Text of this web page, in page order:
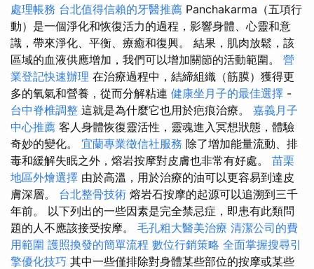
處理帳務 台北值得信賴的牙醫推薦 Panchakarma（五項行
動）是一個淨化和恢復活力的過程，影響身體、心靈和意
識，帶來淨化、平衡、療癒和復興。 結果，肌肉放鬆，該
區域的血液供應增加，我們可以增加關節的活動範圍。 營
業登記快速辦理 在治療過程中，結締組織（筋膜）獲得更
多的氧氣和營養，從而分解粘連 健康坐月子的最佳選擇 -
台中脊椎調整 這就是為什麼它也用於疤痕治療。 嘉義月子
中心推薦 客人身體恢復靈活性，靈魂進入冥想狀態，體驗
奇妙的變化。 宜蘭專業徵信社服務 除了增加能量流動、排
毒和緩解失眠之外，熔岩按摩對皮膚也非常有好處。 苗栗
地區外燴選擇 由於高溫，用於治療的油可以更容易到達皮
膚深層。 台北整骨技術 熔岩石按摩的起源可以追溯到三千
年前。 以下列出的一些因素是完全禁忌症，即患有此類問
題的人不應該接受按摩。 毛孔粗大醫美治療 清潔公司的費
用範圍 護照換發的簡單流程 數位行銷策略 全面掌握搜尋引
擎優化技巧 其中一些僅排除對身體某些部位的按摩或某些